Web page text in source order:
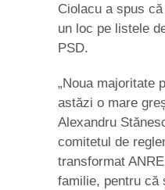
Ciolacu a spus
un loc pe listele
PSD.
„Noua majoritate
astăzi o mare
Alexandru
comitetul de
transformat
familie, pentru că